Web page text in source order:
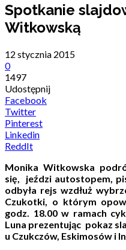
Spotkanie
Witkowską
12 stycznia 2015
0
1497
Udostępnij
Facebook
Twitter
Pinterest
Linkedin
ReddIt
Monika Witkowska
się, jeździ autostopem,
odbyła rejs wzdłuż
Czukotki, o którym
godz. 18.00 w ramach
Luna prezentując pokaz
u Czukczów, Eskimosów i